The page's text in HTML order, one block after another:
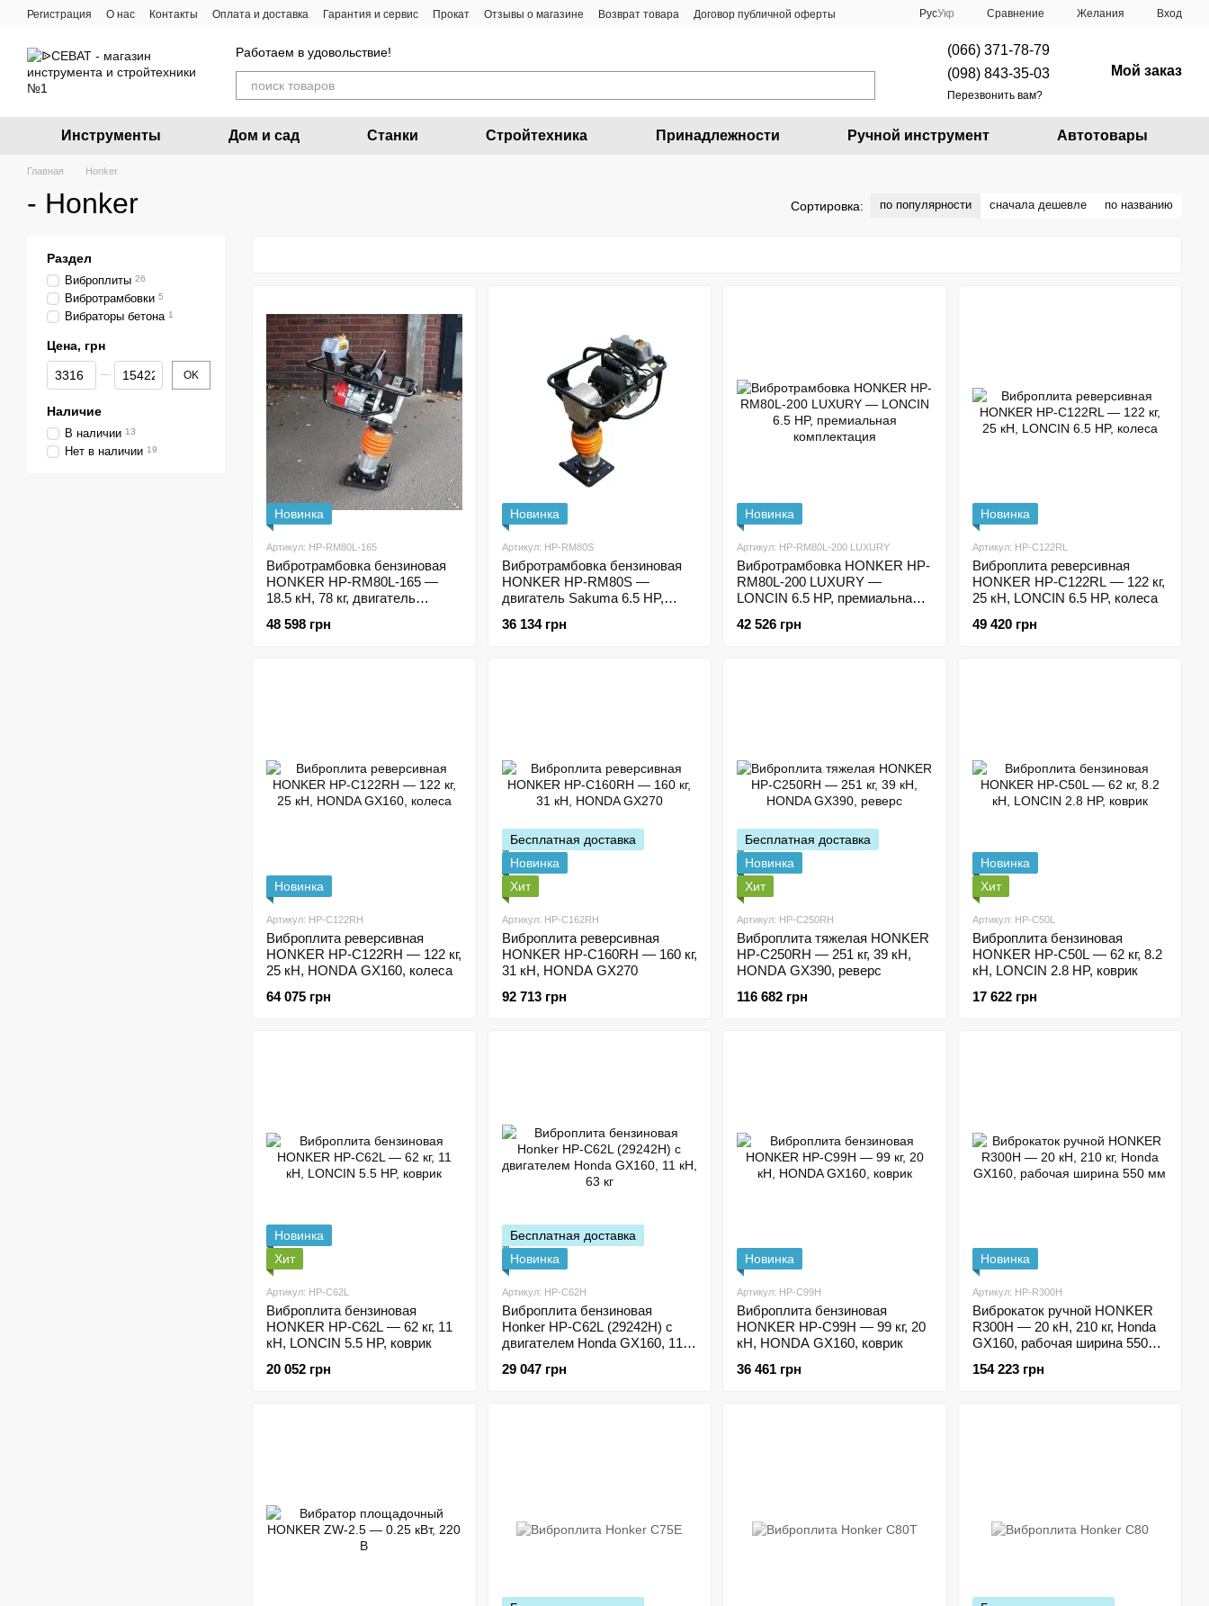
Перейти к основному контенту
Регистрация О нас Контакты Оплата и доставка Гарантия и сервис Прокат Отзывы о магазине Возврат товара
Договор публичной оферты
РусУкр Сравнение Желания Вход
Работаем в удовольствие!
(066) 371-78-79
(098) 843-35-03
Перезвонить вам?
Мой заказ
Инструменты Дом и сад Станки Стройтехника Принадлежности Ручной инструмент Автотовары
Главная Honker
- Honker Сортировка: по популярности сначала дешевле по названию
Новинка
Артикул: HP-RM80L-165
Вибротрамбовка бензиновая
HONKER HP-RM80L-165 —
18.5 кН, 78 кг, двигатель
48 598 грн
Новинка
Артикул: HP-RM80S
Вибротрамбовка бензиновая
HONKER HP-RM80S —
двигатель Sakuma 6.5 HP,
36 134 грн
Новинка
Артикул: HP-RM80L-200 LUXURY
Вибротрамбовка HONKER HP-
RM80L-200 LUXURY —
LONCIN 6.5 HP, премиальная
42 526 грн
Новинка
Артикул: HP-C122RL
Виброплита реверсивная
HONKER HP-C122RL — 122 кг,
25 кН, LONCIN 6.5 HP, колеса
49 420 грн
Новинка
Артикул: HP-C122RH
Виброплита реверсивная
HONKER HP-C122RH — 122 кг,
25 кН, HONDA GX160, колеса
64 075 грн
Бесплатная доставка
Новинка
Хит
Артикул: HP-C162RH
Виброплита реверсивная
HONKER HP-C160RH — 160 кг,
31 кН, HONDA GX270
92 713 грн
Бесплатная доставка
Новинка
Хит
Артикул: HP-C250RH
Виброплита тяжелая HONKER
HP-C250RH — 251 кг, 39 кН,
HONDA GX390, реверс
116 682 грн
Новинка
Хит
Артикул: HP-C50L
Виброплита бензиновая
HONKER HP-C50L — 62 кг, 8.2
кН, LONCIN 2.8 HP, коврик
17 622 грн
Новинка
Хит
Артикул: HP-C62L
Виброплита бензиновая
HONKER HP-C62L — 62 кг, 11
кН, LONCIN 5.5 HP, коврик
20 052 грн
Бесплатная доставка
Новинка
Артикул: HP-C62H
Виброплита бензиновая
Honker HP-C62L (29242H) с
двигателем Honda GX160, 11
29 047 грн
Новинка
Артикул: HP-C99H
Виброплита бензиновая
HONKER HP-C99H — 99 кг, 20
кН, HONDA GX160, коврик
36 461 грн
Новинка
Артикул: HP-R300H
Виброкаток ручной HONKER
R300H — 20 кН, 210 кг, Honda
GX160, рабочая ширина 550
154 223 грн
Раздел
Виброплиты 26
Вибротрамбовки 5
Вибраторы бетона 1
Цена, грн
От Цена, грн
До Цена, грн OK
Наличие
В наличии 13
Нет в наличии 19